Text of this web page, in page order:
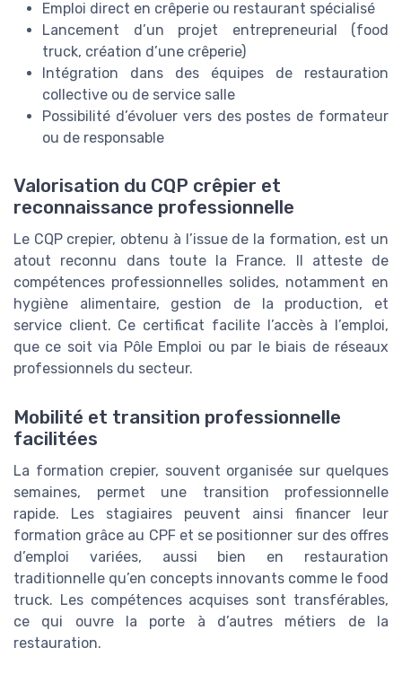
Emploi direct en crêperie ou restaurant spécialisé
Lancement d’un projet entrepreneurial (food
truck, création d’une crêperie)
Intégration dans des équipes de restauration
collective ou de service salle
Possibilité d’évoluer vers des postes de formateur
ou de responsable
Valorisation du CQP crêpier et
reconnaissance professionnelle
Le CQP crepier, obtenu à l’issue de la formation, est un
atout reconnu dans toute la France. Il atteste de
compétences professionnelles solides, notamment en
hygiène alimentaire, gestion de la production, et
service client. Ce certificat facilite l’accès à l’emploi,
que ce soit via Pôle Emploi ou par le biais de réseaux
professionnels du secteur.
Mobilité et transition professionnelle
facilitées
La formation crepier, souvent organisée sur quelques
semaines, permet une transition professionnelle
rapide. Les stagiaires peuvent ainsi financer leur
formation grâce au CPF et se positionner sur des offres
d’emploi variées, aussi bien en restauration
traditionnelle qu’en concepts innovants comme le food
truck. Les compétences acquises sont transférables,
ce qui ouvre la porte à d’autres métiers de la
restauration.